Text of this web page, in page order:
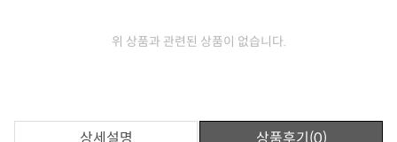
위 상품과 관련된 상품이 없습니다.